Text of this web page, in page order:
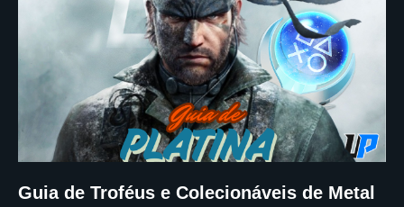
Guia de Troféus e Colecionáveis de Metal